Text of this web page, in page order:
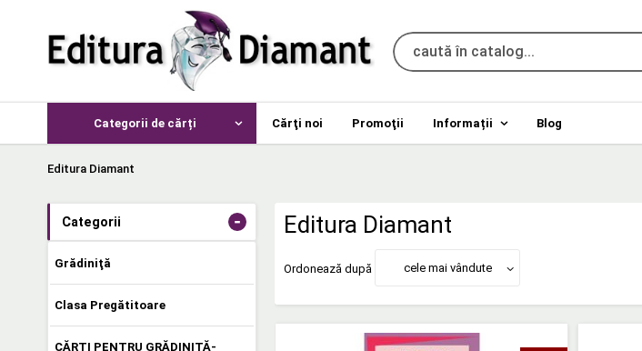
Categorii de cărți Cărţi noi Promoţii Informații Blog
Editura Diamant
Categorii -
Grădiniţă
Clasa Pregătitoare
CĂRȚI PENTRU GRĂDINIȚĂ-
Editura Diamant
Ordonează după cele mai vândute